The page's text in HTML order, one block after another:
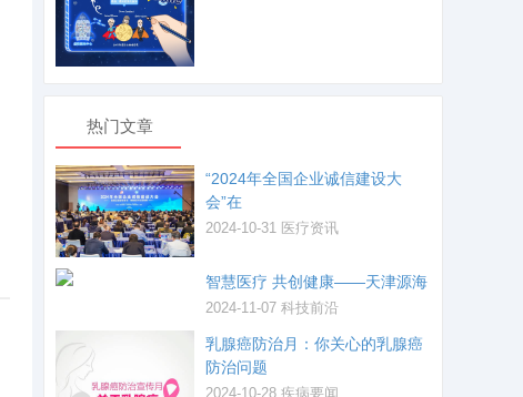
热门文章
“2024年全国企业诚信建设大
会”在
2024-10-31 医疗资讯
智慧医疗 共创健康——天津源海
2024-11-07 科技前沿
乳腺癌防治月：你关心的乳腺癌
防治问题
2024-10-28 疾病要闻